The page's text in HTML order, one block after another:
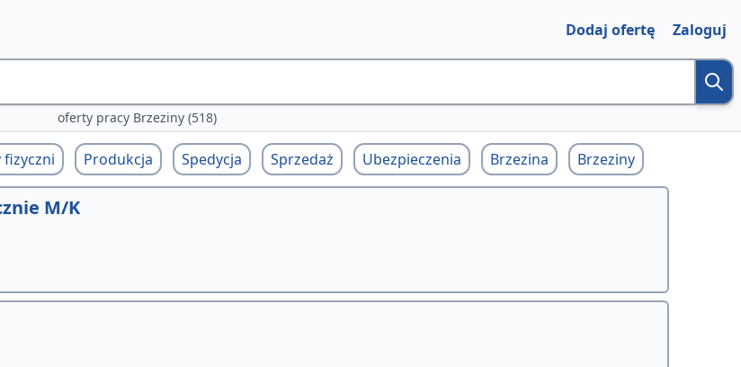
Dodaj ofertę Zaloguj
oferty pracy Brzeziny (518)
fizyczni Produkcja Spedycja Sprzedaż Ubezpieczenia Brzezina Brzeziny
M/K